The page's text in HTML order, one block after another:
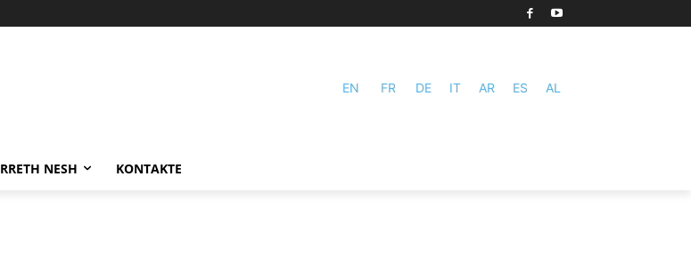
EN FR DE IT AR ES AL
RRETH NESH KONTAKTE